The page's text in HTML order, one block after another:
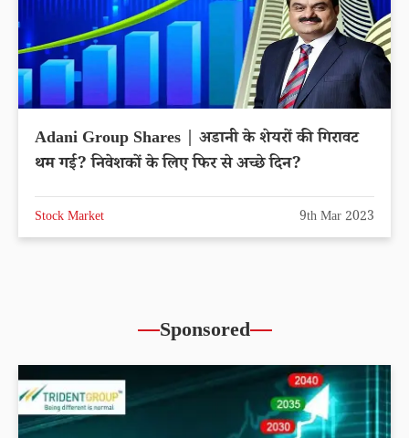
Adani Group Shares | अडानी के शेयरों की गिरावट
थम गई? निवेशकों के लिए फिर से अच्छे दिन?
Stock Market 9th Mar 2023
Sponsored